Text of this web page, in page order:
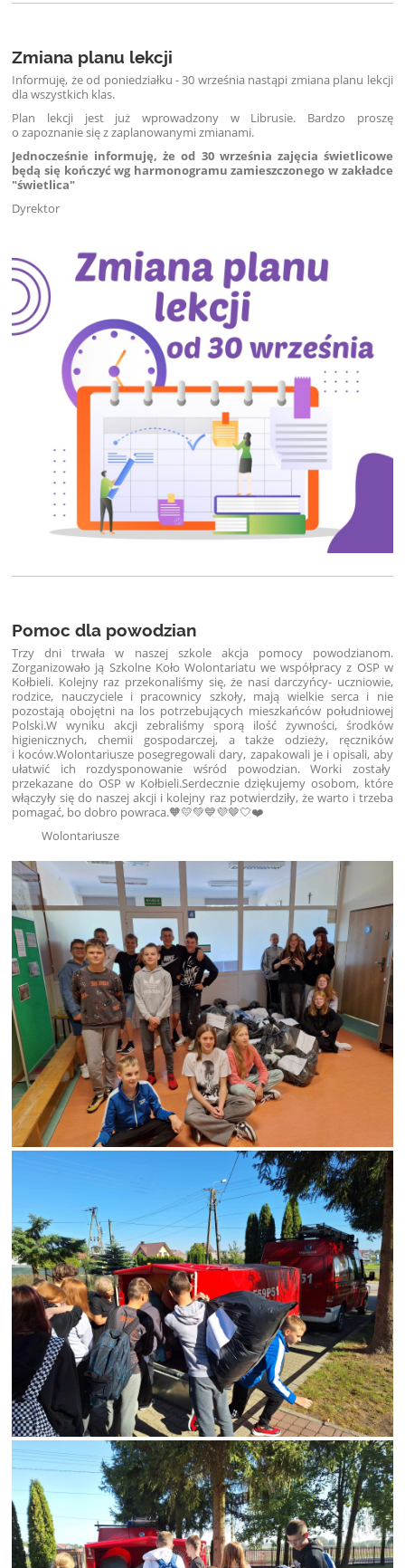
Zmiana planu lekcji
Informuję, że od poniedziałku - 30 września nastąpi zmiana planu lekcji
dla wszystkich klas.
Plan lekcji jest już wprowadzony w Librusie. Bardzo proszę
o zapoznanie się z zaplanowanymi zmianami.
Jednocześnie informuję, że od 30 września zajęcia świetlicowe
będą się kończyć wg harmonogramu zamieszczonego w zakładce
"świetlica"
Dyrektor
Pomoc dla powodzian
Trzy dni trwała w naszej szkole akcja pomocy powodzianom.
Zorganizowało ją Szkolne Koło Wolontariatu we współpracy z OSP w
Kołbieli. Kolejny raz przekonaliśmy się, że nasi darczyńcy- uczniowie,
rodzice, nauczyciele i pracownicy szkoły, mają wielkie serca i nie
pozostają obojętni na los potrzebujących mieszkańców południowej
Polski.W wyniku akcji zebraliśmy sporą ilość żywności, środków
higienicznych, chemii gospodarczej, a także odzieży, ręczników
i koców.Wolontariusze posegregowali dary, zapakowali je i opisali, aby
ułatwić ich rozdysponowanie wśród powodzian. Worki zostały
przekazane do OSP w Kołbieli.Serdecznie dziękujemy osobom, które
włączyły się do naszej akcji i kolejny raz potwierdziły, że warto i trzeba
pomagać, bo dobro powraca.🧡💛💚💙💜🤎🤍❤️
Wolontariusze